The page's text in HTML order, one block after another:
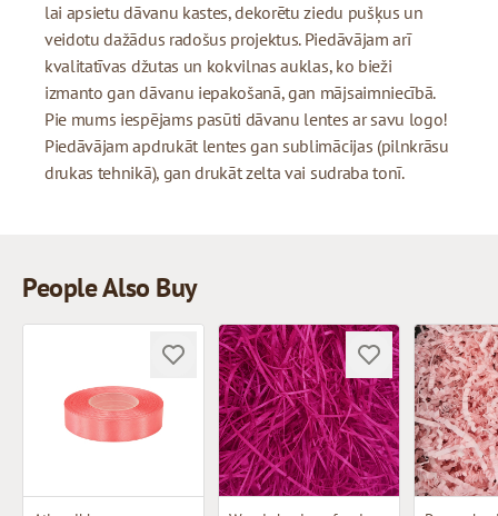
lai apsietu dāvanu kastes, dekorētu ziedu pušķus un
veidotu dažādus radošus projektus. Piedāvājam arī
kvalitatīvas džutas un kokvilnas auklas, ko bieži
izmanto gan dāvanu iepakošanā, gan mājsaimniecībā.
Pie mums iespējams pasūti dāvanu lentes ar savu logo!
Piedāvājam apdrukāt lentes gan sublimācijas (pilnkrāsu
drukas tehnikā), gan drukāt zelta vai sudraba tonī.
People Also Buy